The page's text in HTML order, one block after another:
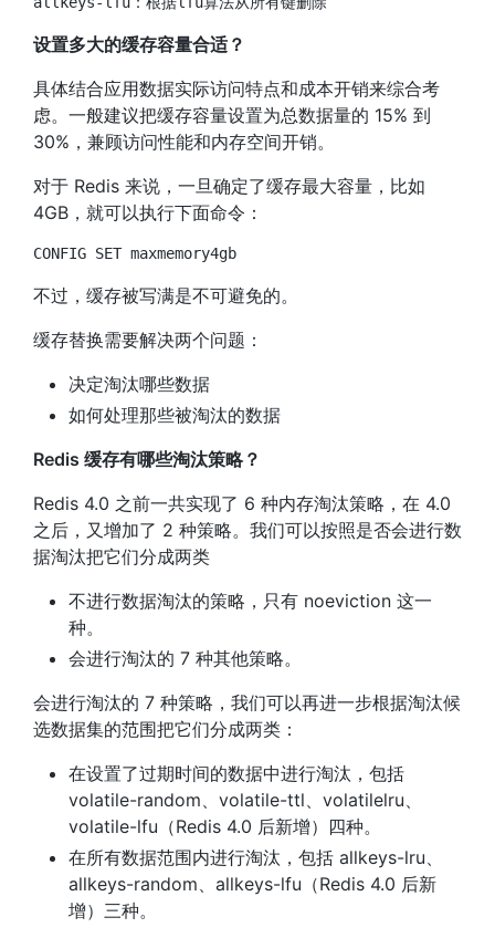
设置多大的缓存容量合适？
具体结合应用数据实际访问特点和成本开销来综合考
虑。一般建议把缓存容量设置为总数据量的 15% 到
30%，兼顾访问性能和内存空间开销。
对于 Redis 来说，一旦确定了缓存最大容量，比如
4GB，就可以执行下面命令：
CONFIG SET maxmemory4gb
不过，缓存被写满是不可避免的。
缓存替换需要解决两个问题：
决定淘汰哪些数据
如何处理那些被淘汰的数据
Redis 缓存有哪些淘汰策略？
Redis 4.0 之前一共实现了 6 种内存淘汰策略，在 4.0
之后，又增加了 2 种策略。我们可以按照是否会进行数
据淘汰把它们分成两类
不进行数据淘汰的策略，只有 noeviction 这一
种。
会进行淘汰的 7 种其他策略。
会进行淘汰的 7 种策略，我们可以再进一步根据淘汰候
选数据集的范围把它们分成两类：
在设置了过期时间的数据中进行淘汰，包括
volatile-random、volatile-ttl、volatilelru、
volatile-lfu（Redis 4.0 后新增）四种。
在所有数据范围内进行淘汰，包括 allkeys-lru、
allkeys-random、allkeys-lfu（Redis 4.0 后新
增）三种。